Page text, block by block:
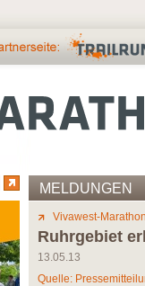
MELDUNGEN
Vivawest-Marathon
Ruhrgebiet
13.05.13
Quelle: